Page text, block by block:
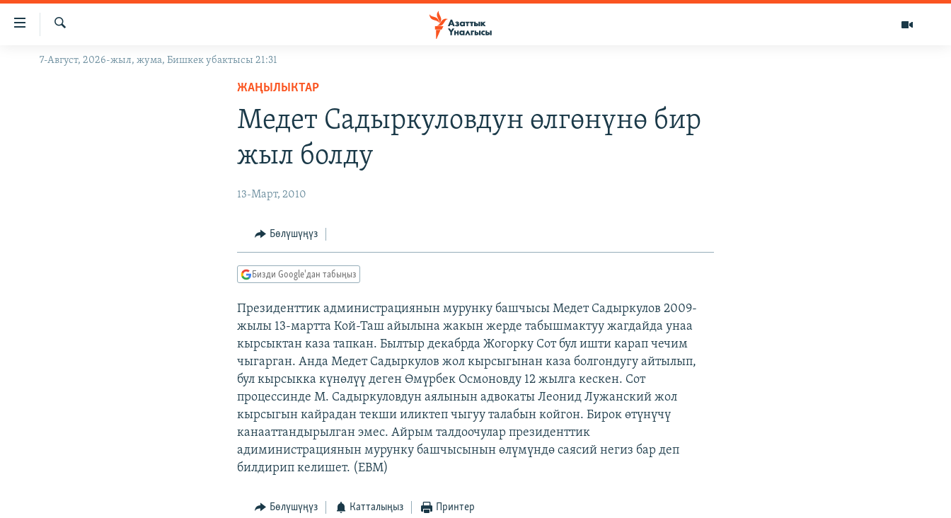
Линктер
Мазмунга
Навигацияга
ЖАҢЫЛЫКТАР
Издөө
7-Август, 2026-жыл, жума, Бишкек убактысы 21:31
ЖАҢЫЛЫКТАР
Медет Садыркуловдун өлгөнүнө бир
жыл болду
13-Март, 2010
Бөлүшүңүз
Бизди Google'дан табыңыз
Президенттик администрациянын мурунку башчысы Медет Садыркулов 2009-
жылы 13-мартта Кой-Таш айылына жакын жерде табышмактуу жагдайда унаа
кырсыктан каза тапкан. Былтыр декабрда Жогорку Сот бул ишти карап чечим
чыгарган. Анда Медет Садыркулов жол кырсыгынан каза болгондугу айтылып,
бул кырсыкка күнөлүү деген Өмүрбек Осмоновду 12 жылга кескен. Сот
процессинде М. Садыркуловдун аялынын адвокаты Леонид Лужанский жол
кырсыгын кайрадан текши иликтеп чыгуу талабын койгон. Бирок өтүнүчү
канааттандырылган эмес. Айрым талдоочулар президенттик
адиминистрациянын мурунку башчысынын өлүмүндө саясий негиз бар деп
билдирип келишет. (EBM)
Бөлүшүңүз Катталыңыз Принтер